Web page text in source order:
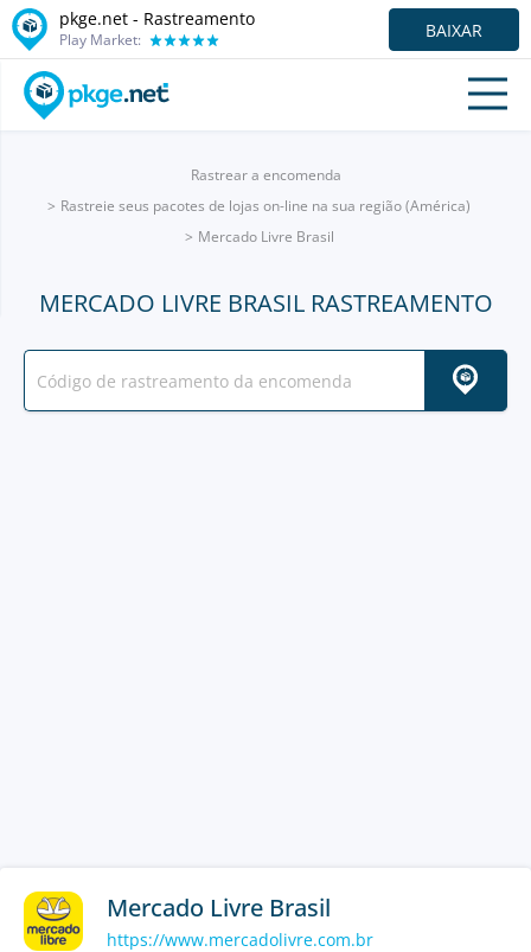
pkge.net - Rastreamento
Play Market: BAIXAR
Rastrear a encomenda
Rastreie seus pacotes de lojas on-line na sua região (América)
Mercado Livre Brasil
MERCADO LIVRE BRASIL RASTREAMENTO
Mercado Livre Brasil
https://www.mercadolivre.com.br